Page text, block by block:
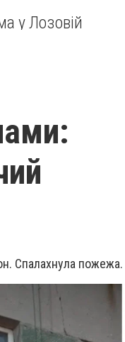
у Лозовій
Спалахнула пожежа.